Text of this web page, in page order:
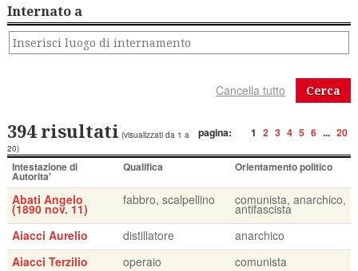
Internato a
Cerca
pagina: 1 2 3 4 5 6 ... 20
394 risultati (visualizzati da 1 a
20)
Intestazione di
Autorita'
Qualifica Orientamento politico
Abati Angelo
(1890 nov. 11)
fabbro, scalpellino comunista, anarchico,
antifascista
Aiacci Aurelio
distillatore
anarchico
Aiacci Terzilio
operaio
comunista